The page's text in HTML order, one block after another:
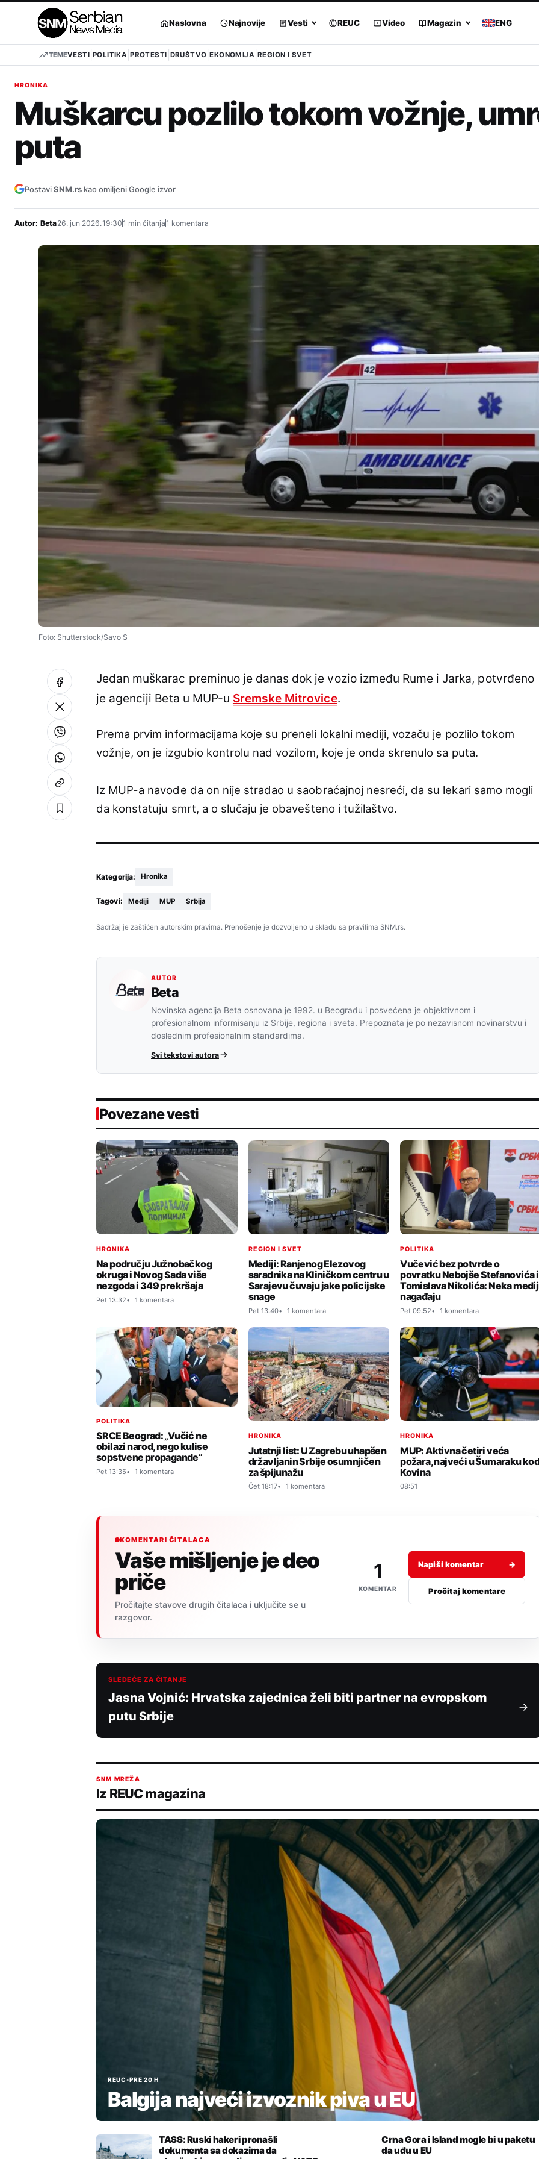
Naslovna Najnovije Vesti REUC Video Magazin ENG
TEMEVESTI POLITIKA PROTESTI DRUŠTVO EKONOMIJA REGION I SVET
HRONIKA
Muškarcu pozlilo tokom vožnje,
puta
PostaviSNM.rs kao omiljeni Google izvor
Autor: Beta26. jun 2026.19:301 min čitanja1 komentara
Foto: Shutterstock/Savo S
Jedan muškarac preminuo je danas dok je vozio između Rume i Jarka, potvrđeno
je agenciji Beta u MUP-u Sremske Mitrovice.
Prema prvim informacijama koje su preneli lokalni mediji, vozaču je pozlilo tokom
vožnje, on je izgubio kontrolu nad vozilom, koje je onda skrenulo sa puta.
Iz MUP-a navode da on nije stradao u saobraćajnoj nesreći, da su lekari samo mogli
da konstatuju smrt, a o slučaju je obavešteno i tužilaštvo.
Kategorija: Hronika
Tagovi: Mediji MUP Srbija
Sadržaj je zaštićen autorskim pravima. Prenošenje je dozvoljeno u skladu sa pravilima SNM.rs.
AUTOR
Beta
Novinska agencija Beta osnovana je 1992. u Beogradu i posvećena je objektivnom i
profesionalnom informisanju iz Srbije, regiona i sveta. Prepoznata je po nezavisnom novinarstvu i
doslednim profesionalnim standardima.
Svi tekstovi autora
Povezane vesti
HRONIKA
Na području Južnobačkog
okruga i Novog Sada više
nezgoda i 349 prekršaja
Pet 13:32 1 komentara
REGION I SVET
Mediji: Ranjenog Elezovog
saradnika na Kliničkom centru u
Sarajevu čuvaju jake policijske
snage
Pet 13:40 1 komentara
POLITIKA
Vučević bez potvrde o
povratku Nebojše Stefanovića i
Tomislava Nikolića: Neka
nagađaju
Pet 09:52 1 komentara
POLITIKA
SRCE Beograd: „Vučić ne
obilazi narod, nego kulise
sopstvene propagande“
Pet 13:35 1 komentara
HRONIKA
Jutatnji list: U Zagrebu uhapšen
državljanin Srbije osumnjičen
za špijunažu
Čet 18:17 1 komentara
HRONIKA
MUP: Aktivna četiri veća
požara, najveći u Šumaraku
Kovina
08:51
KOMENTARI ČITALACA
Vaše mišljenje je deo
priče
Pročitajte stavove drugih čitalaca i uključite se u
razgovor.
1
KOMENTAR
Napiši komentar →
Pročitaj komentare
SLEDEĆE ZA ČITANJE
Jasna Vojnić: Hrvatska zajednica želi biti partner na evropskom
putu Srbije
SNM MREŽA
Iz REUC magazina
REUC•PRE 20 H
Balgija najveći izvoznik piva u EU
TASS: Ruski hakeri pronašli
dokumenta sa dokazima da
Crna Gora i Island mogle bi u paketu
da uđu u EU